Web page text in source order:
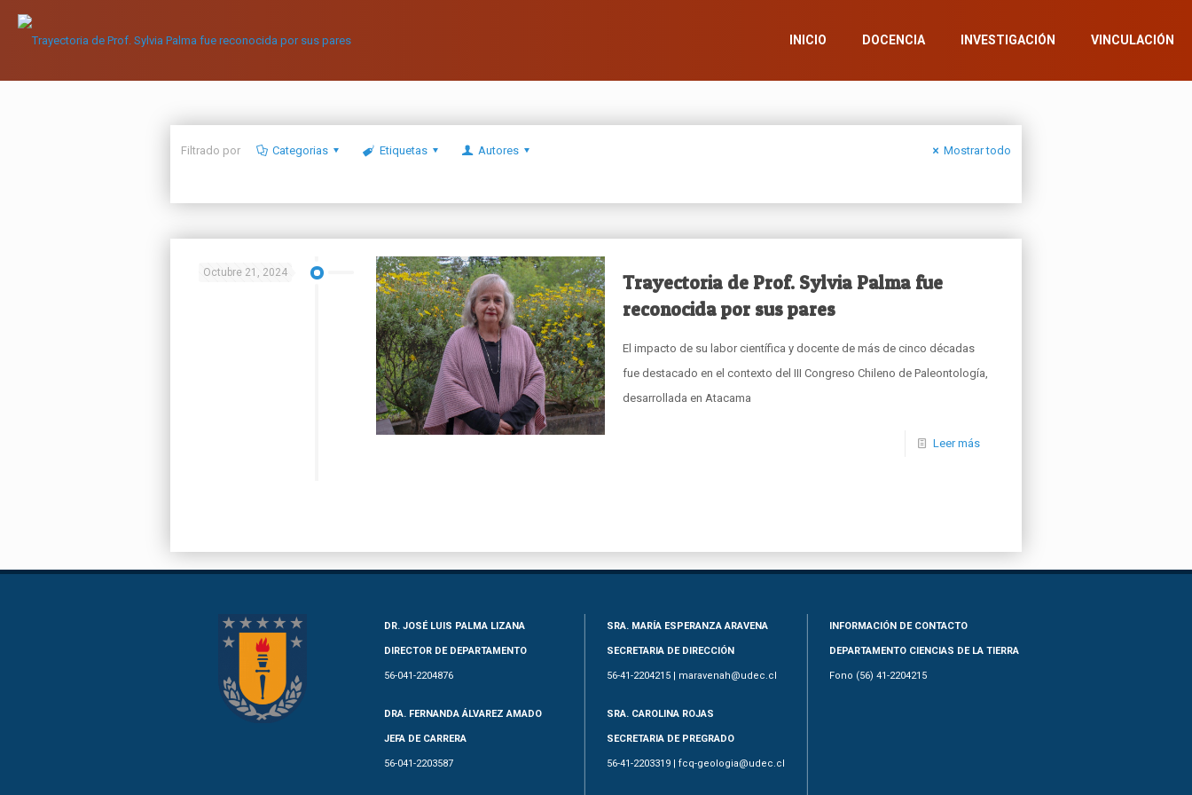
INICIO DOCENCIA INVESTIGACIÓN VINCULACIÓN
Filtrado por Categorias Etiquetas Autores Mostrar todo
Octubre 21, 2024
Trayectoria de Prof. Sylvia Palma fue
reconocida por sus pares
El impacto de su labor científica y docente de más de cinco décadas
fue destacado en el contexto del III Congreso Chileno de Paleontología,
desarrollada en Atacama
Leer más
DR. JOSÉ LUIS PALMA LIZANA
DIRECTOR DE DEPARTAMENTO
56-041-2204876
DRA. FERNANDA ÁLVAREZ AMADO
JEFA DE CARRERA
56-041-2203587
SRA. MARÍA ESPERANZA ARAVENA
SECRETARIA DE DIRECCIÓN
56-41-2204215 | maravenah@udec.cl
SRA. CAROLINA ROJAS
SECRETARIA DE PREGRADO
56-41-2203319 | fcq-geologia@udec.cl
INFORMACIÓN DE CONTACTO
DEPARTAMENTO CIENCIAS DE LA TIERRA
Fono (56) 41-2204215